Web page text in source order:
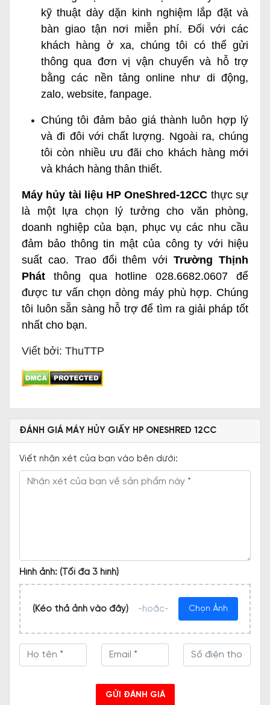
kỹ thuật dày dặn kinh nghiệm lắp đặt và
bàn giao tận nơi miễn phí. Đối với các
khách hàng ở xa, chúng tôi có thể gửi
thông qua đơn vị vận chuyển và hỗ trợ
bằng các nền tảng online như di động,
zalo, website, fanpage.
Chúng tôi đảm bảo giá thành luôn hợp lý
và đi đôi với chất lượng. Ngoài ra, chúng
tôi còn nhiều ưu đãi cho khách hàng mới
và khách hàng thân thiết.
Máy hủy tài liệu HP OneShred-12CC thực sự
là một lựa chọn lý tưởng cho văn phòng,
doanh nghiệp của bạn, phục vụ các nhu cầu
đảm bảo thông tin mật của công ty với hiệu
suất cao. Trao đổi thêm vớiTrường Thịnh
Phát thông qua hotline 028.6682.0607 để
được tư vấn chọn dòng máy phù hợp. Chúng
tôi luôn sẵn sàng hỗ trợ để tìm ra giải pháp tốt
nhất cho bạn.
Viết bởi: ThuTTP
ĐÁNH GIÁ MÁY HỦY GIẤY HP ONESHRED 12CC
Viết nhận xét của bạn vào bên dưới:
Hình ảnh: (Tối đa 3 hình)
(Kéo thả ảnh vào đây) -hoặc- Chọn Ảnh
GỬI ĐÁNH GIÁ